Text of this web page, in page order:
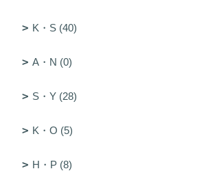
K・S (40)
A・N (0)
S・Y (28)
K・O (5)
H・P (8)